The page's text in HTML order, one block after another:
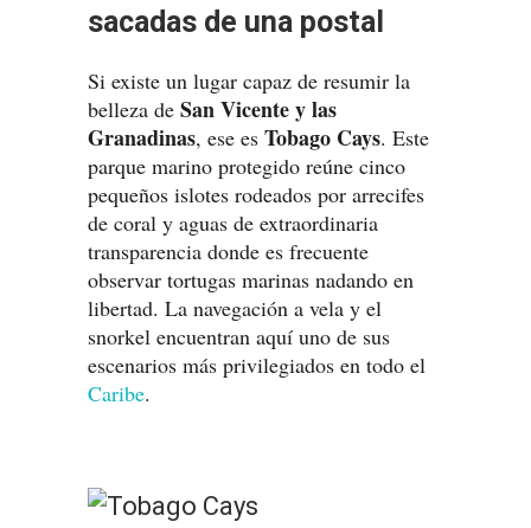
sacadas de una postal
Si existe un lugar capaz de resumir la
belleza de San Vicente y las
Granadinas, ese es Tobago Cays. Este
parque marino protegido reúne cinco
pequeños islotes rodeados por arrecifes
de coral y aguas de extraordinaria
transparencia donde es frecuente
observar tortugas marinas nadando en
libertad. La navegación a vela y el
snorkel encuentran aquí uno de sus
escenarios más privilegiados en todo el
Caribe.